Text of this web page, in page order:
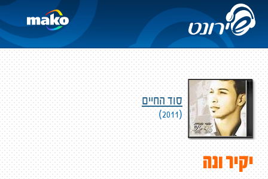
סוד החיים
(2011)
יקיר ונה